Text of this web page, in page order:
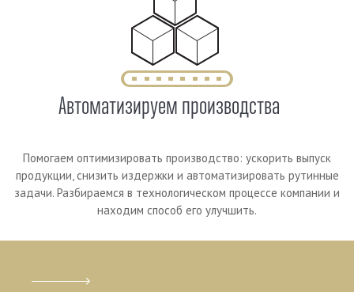
Автоматизируем производства
Помогаем оптимизировать производство: ускорить выпуск
продукции, снизить издержки и автоматизировать рутинные
задачи. Разбираемся в технологическом процессе компании и
находим способ его улучшить.